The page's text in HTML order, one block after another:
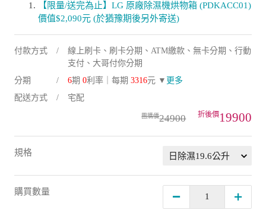
【限量/送完為止】LG 原廠除濕機烘物箱 (PDKACC01)
價值$2,090元 (於猶豫期後另外寄送)
付款方式
線上刷卡、刷卡分期、ATM繳款、無卡分期、行動
支付、大哥付你分期
分期
6期 0利率｜每期 3316元 ▼ 更多
配送方式
宅配
24900 19900
規格
購買數量